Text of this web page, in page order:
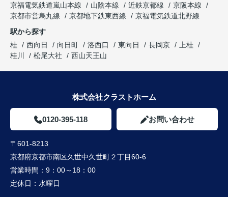
京福電気鉄道嵐山本線
山陰本線 近鉄京都線
京阪本線
京都市営烏丸線
京都地下鉄東西線
京福電気鉄道北野線
駅から探す
桂
西向日 向日町 洛西口 東向日 長岡京
上桂
桂川
松尾大社 西山天王山
株式会社クラストホーム
0120-395-118 お問い合わせ
〒601-8213
京都府京都市南区久世中久世町２丁目60-6
営業時間： 9：00～18：00
定休日： 水曜日